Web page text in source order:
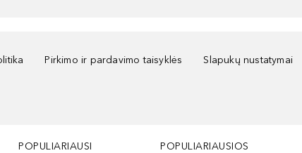
Pirkimo ir pardavimo taisyklės Slapukų nustatymai
POPULIARIAUSI
POPULIARIAUSIOS